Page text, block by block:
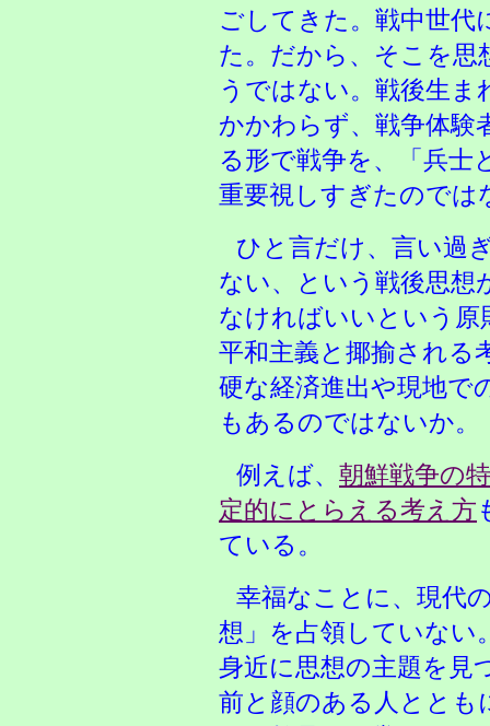
ごしてきた。戦中世代
た。だから、そこを思
うではない。戦後生
かかわらず、戦争体験
る形で戦争を、「兵士
重要視しすぎたのでは
ひと言だけ、言い過
ない、という戦後思想
なければいいという原
平和主義と揶揄される
硬な経済進出や現地で
もあるのではないか。
例えば、 朝鮮戦争の
定的にとらえる考え方
ている。
幸福なことに、現代
想」を占領していない
身近に思想の主題を見
前と顔のある人ととも